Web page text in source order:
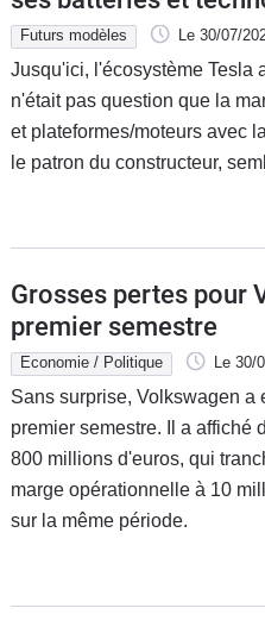
concurrence
Futurs modèles Le 30/07/
Jusqu'ici, l'écosystème Tesla
n'était pas question que la
et plateformes/moteurs avec
le patron du constructeur,
Grosses pertes pour
premier semestre
Economie / Politique Le 30/
Sans surprise, Volkswagen a
premier semestre. Il a affiché
800 millions d'euros, qui
marge opérationnelle à 10
sur la même période.